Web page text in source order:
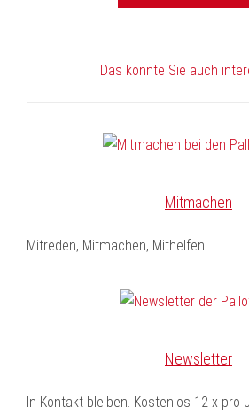
Das könnte Sie auch
Mitmachen
Mitreden, Mitmachen, Mithelfen!
Newsletter
In Kontakt bleiben. Kostenlos 12 x pro